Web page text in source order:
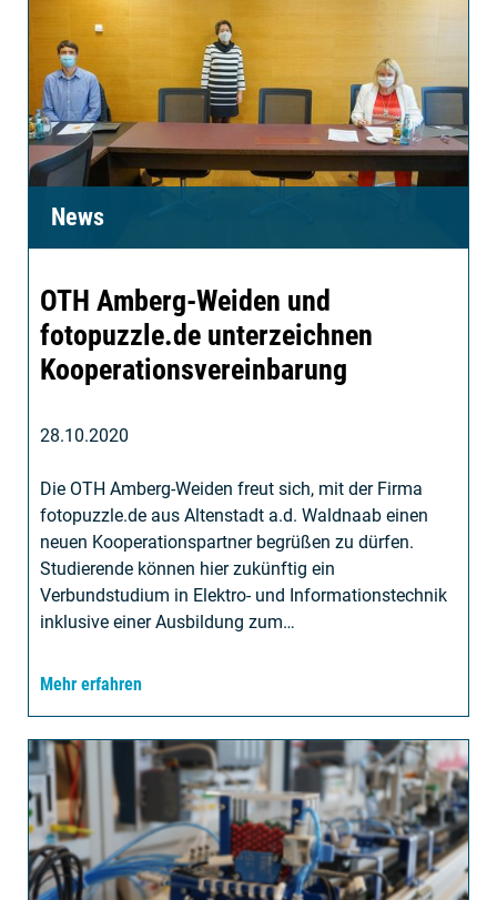
News
OTH Amberg-Weiden und
fotopuzzle.de unterzeichnen
Kooperationsvereinbarung
28.10.2020
Die OTH Amberg-Weiden freut sich, mit der Firma
fotopuzzle.de aus Altenstadt a.d. Waldnaab einen
neuen Kooperationspartner begrüßen zu dürfen.
Studierende können hier zukünftig ein
Verbundstudium in Elektro- und Informationstechnik
inklusive einer Ausbildung zum…
Mehr erfahren